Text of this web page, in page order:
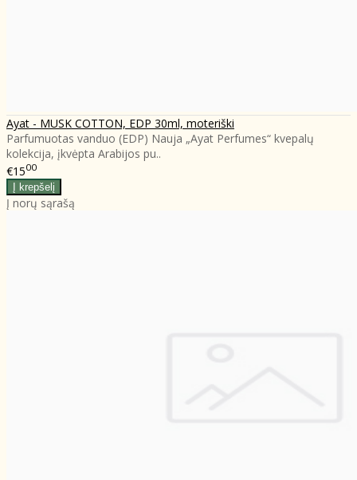
Ayat - MUSK COTTON, EDP 30ml, moteriški
Parfumuotas vanduo (EDP) Nauja „Ayat Perfumes“ kvepalų
kolekcija, įkvėpta Arabijos pu..
€1500
Į norų sąrašą